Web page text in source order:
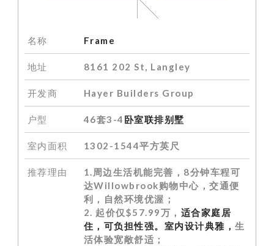
名称 Frame
地址 8161 202 St, Langley
开发商 Hayer Builders Group
户型 46套3-4 卧室联排别墅
室内面积 1302-1544平方英尺
推荐理由 1. 周边生活机能完善，8分钟车程可
达Willowbrook购物中心，交通便
利，自然环境优渥；
2. 起价仅$57.99万， 适合家庭居
住，可负担性强。室内设计典雅，生
活体验宽敞舒适；